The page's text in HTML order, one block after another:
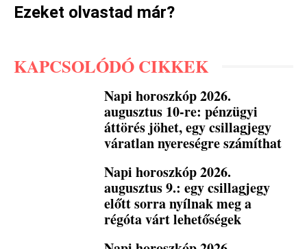
Ezeket olvastad már?
KAPCSOLÓDÓ CIKKEK
Napi horoszkóp 2026.
augusztus 10-re: pénzügyi
áttörés jöhet, egy csillagjegy
váratlan nyereségre számíthat
Napi horoszkóp 2026.
augusztus 9.: egy csillagjegy
előtt sorra nyílnak meg a
régóta várt lehetőségek